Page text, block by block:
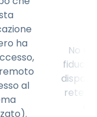
ha
al
No
fiducia
rete